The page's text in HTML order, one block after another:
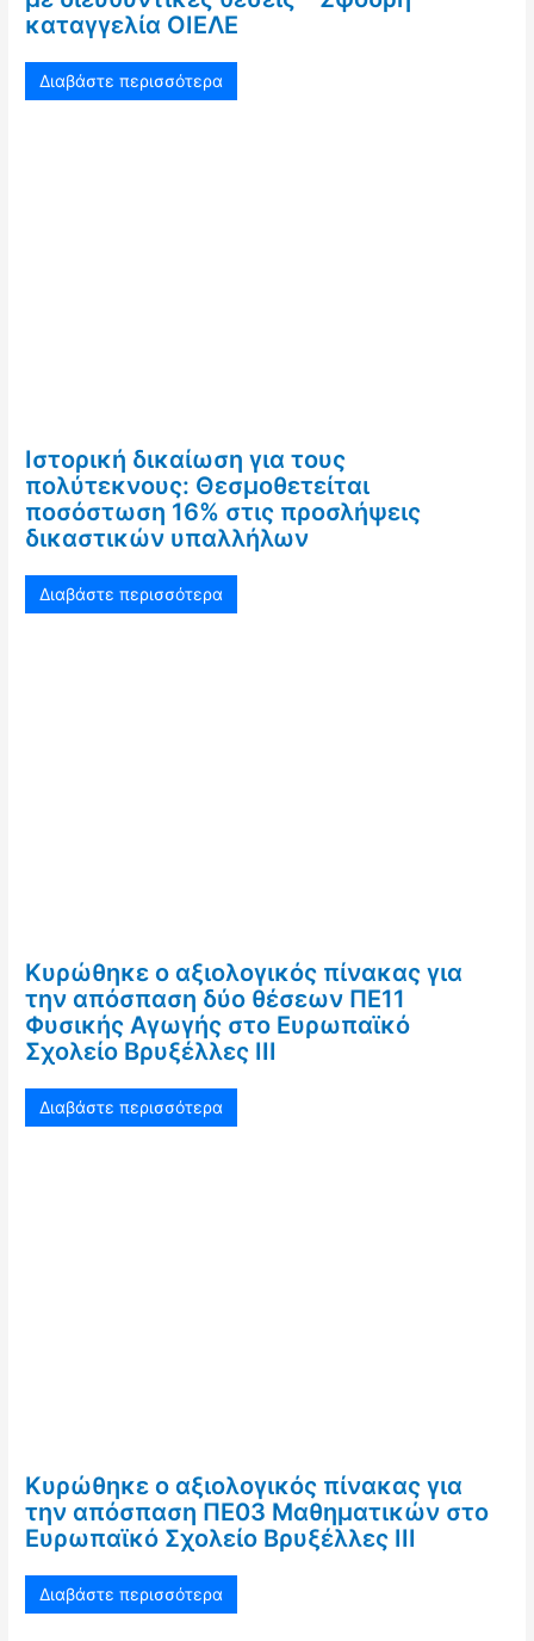
καταγγελία ΟΙΕΛΕ
Διαβάστε περισσότερα
Ιστορική δικαίωση για τους
πολύτεκνους: Θεσμοθετείται
ποσόστωση 16% στις προσλήψεις
δικαστικών υπαλλήλων
Διαβάστε περισσότερα
Κυρώθηκε ο αξιολογικός πίνακας για
την απόσπαση δύο θέσεων ΠΕ11
Φυσικής Αγωγής στο Ευρωπαϊκό
Σχολείο Βρυξέλλες ΙΙΙ
Διαβάστε περισσότερα
Κυρώθηκε ο αξιολογικός πίνακας για
την απόσπαση ΠΕ03 Μαθηματικών στο
Ευρωπαϊκό Σχολείο Βρυξέλλες ΙΙΙ
Διαβάστε περισσότερα